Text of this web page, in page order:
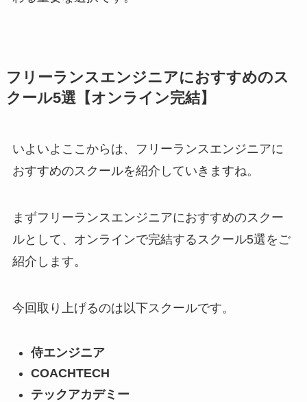
フリーランスエンジニアにおすすめのス
クール5選【オンライン完結】
いよいよここからは、フリーランスエンジニアに
おすすめのスクールを紹介していきますね。
まずフリーランスエンジニアにおすすめのスクー
ルとして、オンラインで完結するスクール5選をご
紹介します。
今回取り上げるのは以下スクールです。
侍エンジニア
COACHTECH
テックアカデミー